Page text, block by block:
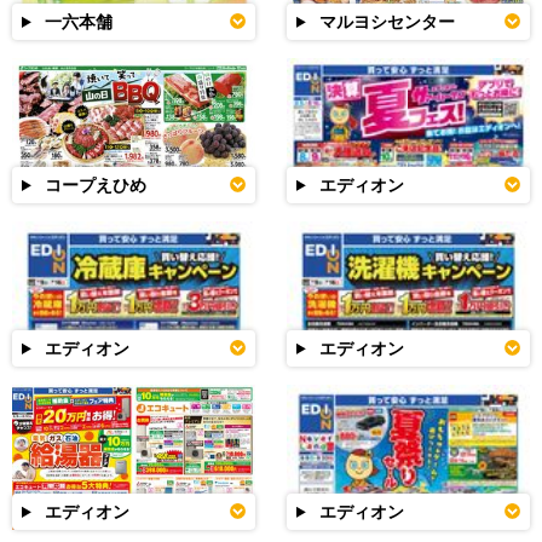
一六本舗 マルヨシセンター
コープえひめ エディオン
エディオン エディオン
エディオン エディオン